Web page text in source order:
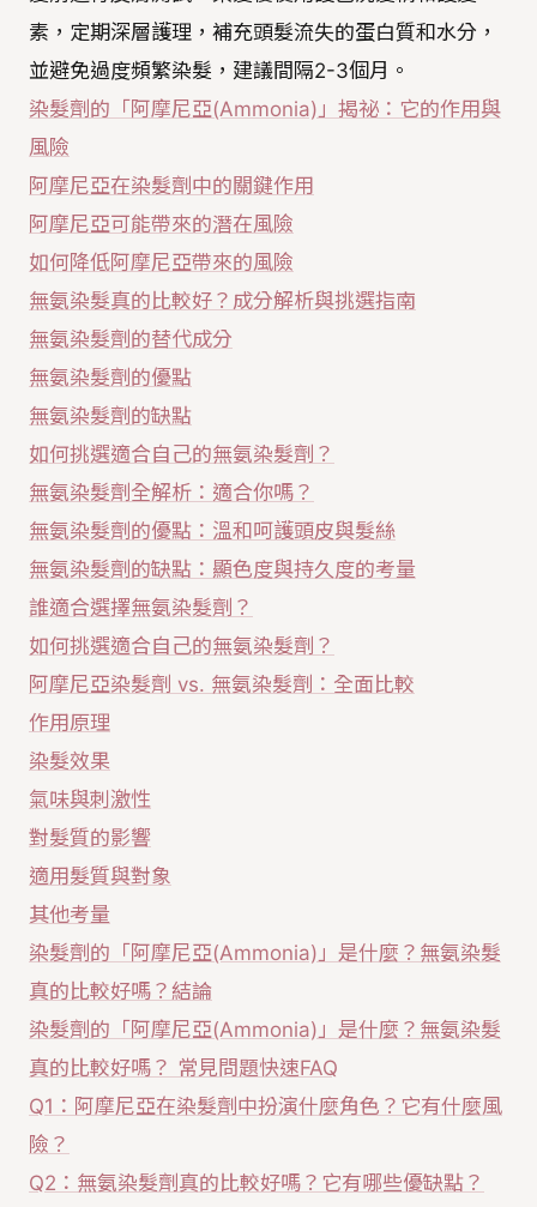
素，定期深層護理，補充頭髮流失的蛋白質和水分，
並避免過度頻繁染髮，建議間隔2-3個月。
染髮劑的「阿摩尼亞(Ammonia)」揭祕：它的作用與
風險
阿摩尼亞在染髮劑中的關鍵作用
阿摩尼亞可能帶來的潛在風險
如何降低阿摩尼亞帶來的風險
無氨染髮真的比較好？成分解析與挑選指南
無氨染髮劑的替代成分
無氨染髮劑的優點
無氨染髮劑的缺點
如何挑選適合自己的無氨染髮劑？
無氨染髮劑全解析：適合你嗎？
無氨染髮劑的優點：溫和呵護頭皮與髮絲
無氨染髮劑的缺點：顯色度與持久度的考量
誰適合選擇無氨染髮劑？
如何挑選適合自己的無氨染髮劑？
阿摩尼亞染髮劑 vs. 無氨染髮劑：全面比較
作用原理
染髮效果
氣味與刺激性
對髮質的影響
適用髮質與對象
其他考量
染髮劑的「阿摩尼亞(Ammonia)」是什麼？無氨染髮
真的比較好嗎？結論
染髮劑的「阿摩尼亞(Ammonia)」是什麼？無氨染髮
真的比較好嗎？ 常見問題快速FAQ
Q1：阿摩尼亞在染髮劑中扮演什麼角色？它有什麼風
險？
Q2：無氨染髮劑真的比較好嗎？它有哪些優缺點？